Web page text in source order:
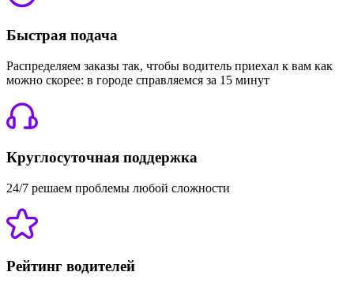
Быстрая подача
Распределяем заказы так, чтобы водитель приехал к вам как
можно скорее: в городе справляемся за 15 минут
Круглосуточная поддержка
24/7 решаем проблемы любой сложности
Рейтинг водителей